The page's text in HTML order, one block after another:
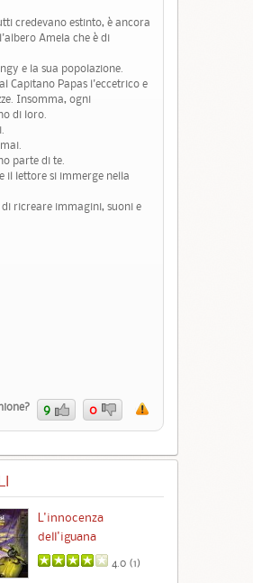
credevano estinto, è ancora
Amela che è di
e la sua popolazione.
Capitano Papas l'eccetrico e
Insomma, ogni
di loro.
parte di te.
il lettore si immerge nella
ricreare immagini, suoni e
9 0
L'innocenza
dell'iguana
4.0 (1)